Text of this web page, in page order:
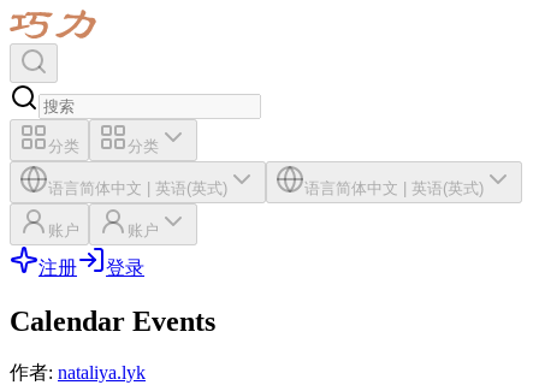
分类 分类
语言简体中文 | 英语(英式) 语言简体中文 | 英语(英式)
账户 账户
注册 登录
Calendar Events
作者: nataliya.lyk